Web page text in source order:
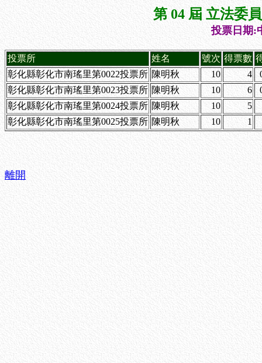
第 04 屆 立法委
投票日期:
投票所 姓名 號次 得票數
彰化縣彰化市南瑤里第0022投票所 陳明秋 10 4
彰化縣彰化市南瑤里第0023投票所 陳明秋 10 6
彰化縣彰化市南瑤里第0024投票所 陳明秋 10
5
彰化縣彰化市南瑤里第0025投票所 陳明秋 10 1
離開